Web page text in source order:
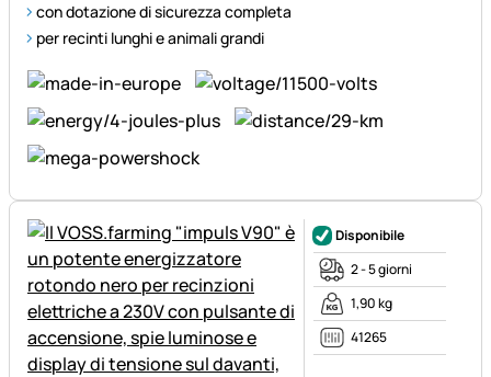
con dotazione di sicurezza completa
per recinti lunghi e animali grandi
Disponibile
2 - 5 giorni
1,90 kg
41265